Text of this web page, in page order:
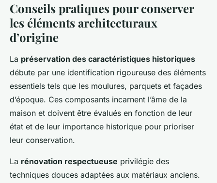
Conseils pratiques pour conserver
les éléments architecturaux
d’origine
La préservation des caractéristiques historiques
débute par une identification rigoureuse des éléments
essentiels tels que les moulures, parquets et façades
d’époque. Ces composants incarnent l’âme de la
maison et doivent être évalués en fonction de leur
état et de leur importance historique pour prioriser
leur conservation.
La rénovation respectueuse privilégie des
techniques douces adaptées aux matériaux anciens.